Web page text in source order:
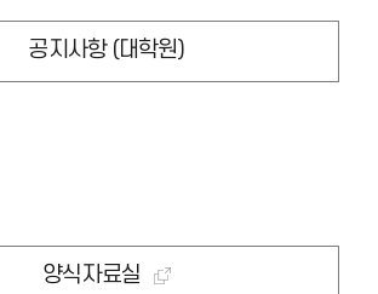
공지사항 (대학원)
양식자료실